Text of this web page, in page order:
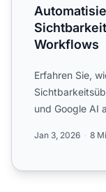
Workflows
Erfahren Sie,
und Google AI
Jan 3, 2026 8